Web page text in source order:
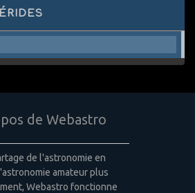
de Webastro
de l'astronomie en
amateur plus
Webastro fonctionne